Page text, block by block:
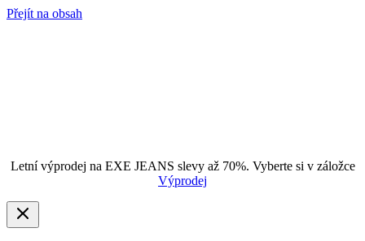
Přejít na obsah
Letní výprodej na EXE JEANS slevy až 70%. Vyberte si v záložce
Výprodej